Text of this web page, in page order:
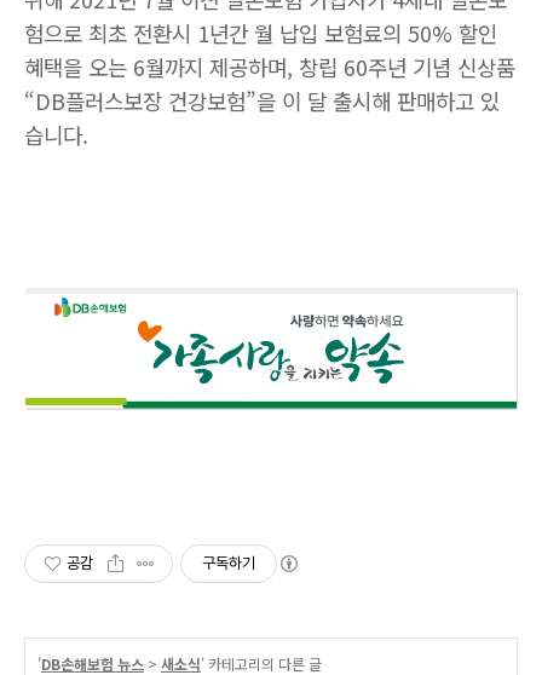
험으로 최초 전환시 1년간 월 납입 보험료의 50% 할인
혜택을 오는 6월까지 제공하며, 창립 60주년 기념 신상품
“DB플러스보장 건강보험”을 이 달 출시해 판매하고 있
습니다.
공감 구독하기
'DB손해보험 뉴스 > 새소식' 카테고리의 다른 글